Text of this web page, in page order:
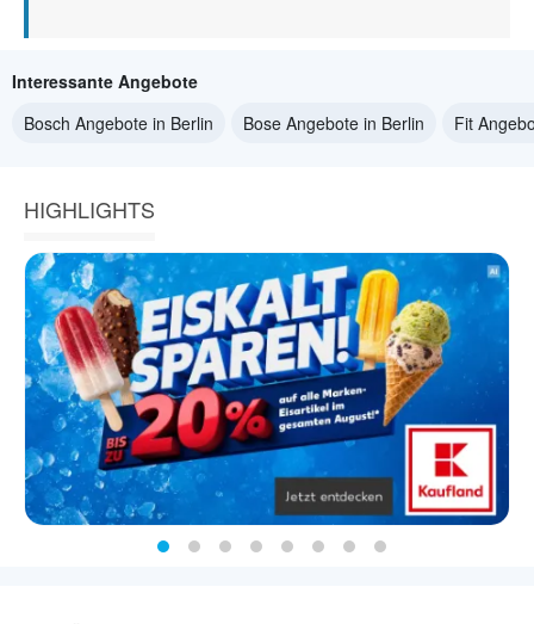
Interessante Angebote
Bosch Angebote in Berlin
Bose Angebote in Berlin Fit
HIGHLIGHTS